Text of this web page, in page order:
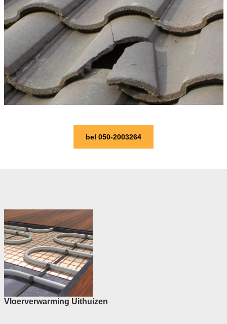
bel 050-2003264
Vloerverwarming Uithuizen